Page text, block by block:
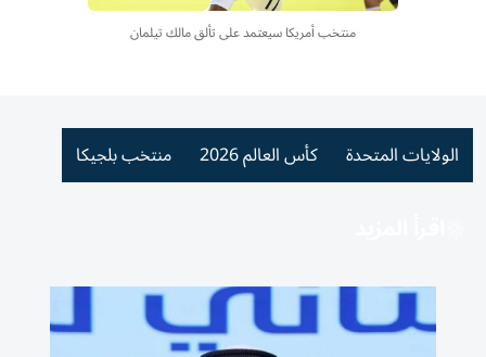
منتخب أمريكا سيعتمد على تألق مالك تيلمان
الولايات المتحدة كأس العالم 2026 منتخب بلجيكا